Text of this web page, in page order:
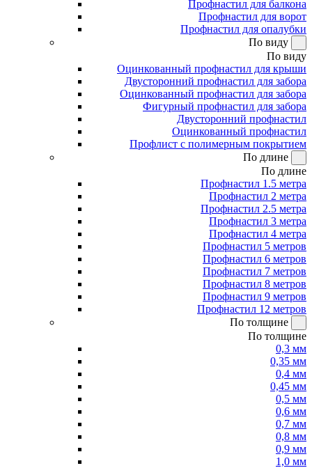
Профнастил для балкона
Профнастил для ворот
Профнастил для опалубки
По виду
По виду
Оцинкованный профнастил для крыши
Двусторонний профнастил для забора
Оцинкованный профнастил для забора
Фигурный профнастил для забора
Двусторонний профнастил
Оцинкованный профнастил
Профлист с полимерным покрытием
По длине
По длине
Профнастил 1.5 метра
Профнастил 2 метра
Профнастил 2.5 метра
Профнастил 3 метра
Профнастил 4 метра
Профнастил 5 метров
Профнастил 6 метров
Профнастил 7 метров
Профнастил 8 метров
Профнастил 9 метров
Профнастил 12 метров
По толщине
По толщине
0,3 мм
0,35 мм
0,4 мм
0,45 мм
0,5 мм
0,6 мм
0,7 мм
0,8 мм
0,9 мм
1,0 мм